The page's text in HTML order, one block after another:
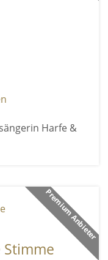
Harfe &
Premium Anbieter